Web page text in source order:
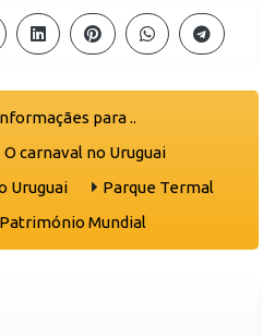
para ..
O carnaval no Uruguai
Uruguai
Parque Termal
Património Mundial